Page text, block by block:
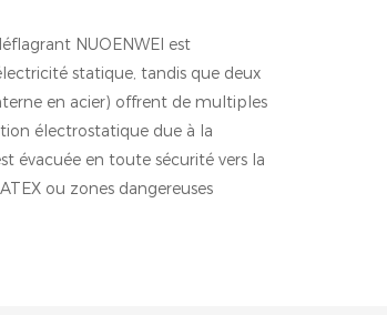
NUOENWEI est
statique, tandis que deux
en acier) offrent de multiples
électrostatique due à la
évacuée en toute sécurité vers la
ou zones dangereuses